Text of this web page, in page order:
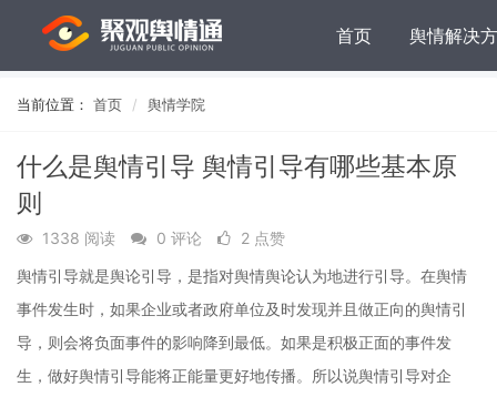
首页 舆情解决
当前位置： 首页 舆情学院
什么是舆情引导 舆情引导有哪些基本原
则
1338 阅读 0 评论
2 点赞
舆情引导就是舆论引导，是指对舆情舆论认为地进行引导。在舆情
事件发生时，如果企业或者政府单位及时发现并且做正向的舆情引
导，则会将负面事件的影响降到最低。如果是积极正面的事件发
生，做好舆情引导能将正能量更好地传播。所以说舆情引导对企